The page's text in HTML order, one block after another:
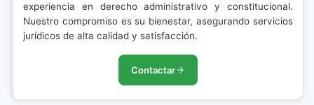
experiencia en derecho administrativo y constitucional.
Nuestro compromiso es su bienestar, asegurando servicios
jurídicos de alta calidad y satisfacción.
Contactar